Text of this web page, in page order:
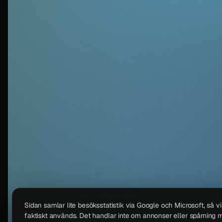
Sidan samlar lite besöksstatistik via Google och Microsoft, så
faktiskt används. Det handlar inte om annonser eller spårning